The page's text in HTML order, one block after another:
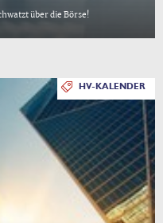
über die Börse!
HV-KALENDER